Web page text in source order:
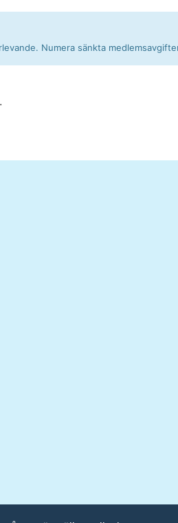
Numera sänkta